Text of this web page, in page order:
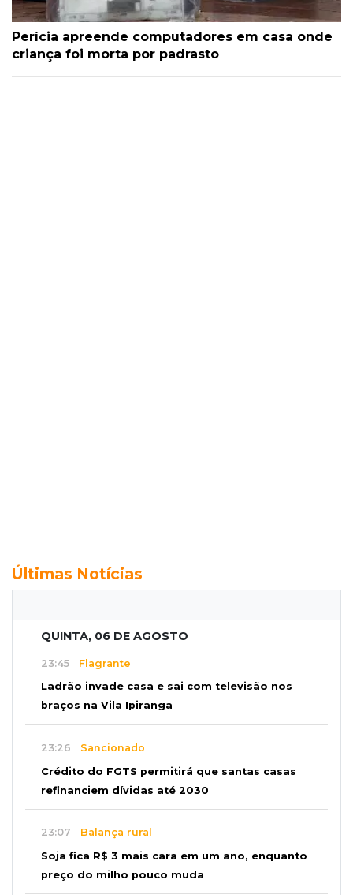
Perícia apreende computadores em casa onde
criança foi morta por padrasto
Últimas Notícias
QUINTA, 06 DE AGOSTO
23:45 Flagrante
Ladrão invade casa e sai com televisão nos
braços na Vila Ipiranga
23:26 Sancionado
Crédito do FGTS permitirá que santas casas
refinanciem dívidas até 2030
23:07 Balança rural
Soja fica R$ 3 mais cara em um ano, enquanto
preço do milho pouco muda